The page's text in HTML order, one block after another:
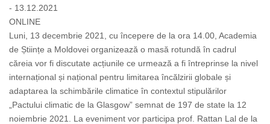
- 13.12.2021
ONLINE
Luni, 13 decembrie 2021, cu începere de la ora 14.00, Academia
de Științe a Moldovei organizează o masă rotundă în cadrul
căreia vor fi discutate acțiunile ce urmează a fi întreprinse la nivel
internațional și național pentru limitarea încălzirii globale și
adaptarea la schimbările climatice în contextul stipulărilor
„Pactului climatic de la Glasgow” semnat de 197 de state la 12
noiembrie 2021. La eveniment vor participa prof. Rattan Lal de la